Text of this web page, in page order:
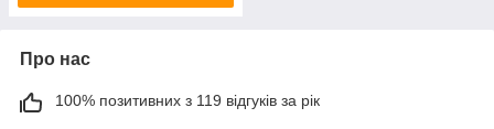
Про нас
100% позитивних з 119 відгуків за рік